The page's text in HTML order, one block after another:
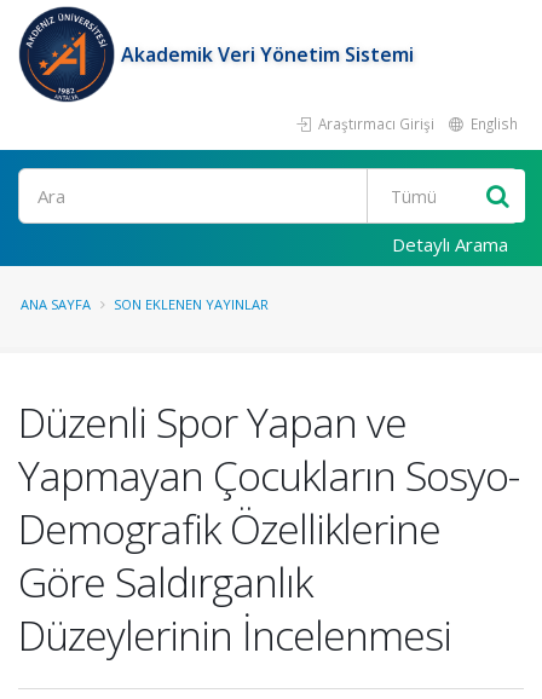
Akademik Veri Yönetim Sistemi
Araştırmacı Girişi English
Ara
Detaylı Arama
ANA SAYFA SON EKLENEN YAYINLAR
Düzenli Spor Yapan ve
Yapmayan Çocukların Sosyo-
Demografik Özelliklerine
Göre Saldırganlık
Düzeylerinin İncelenmesi